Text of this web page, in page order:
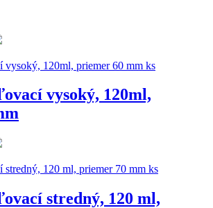
vysoký, 120ml,
stredný, 120 ml,